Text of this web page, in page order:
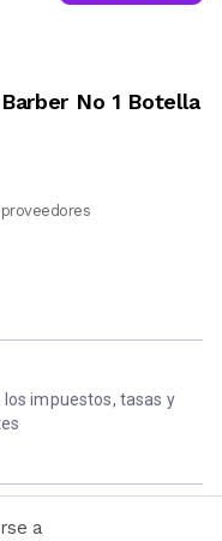
No 1 Botella
los impuestos, tasas y
a